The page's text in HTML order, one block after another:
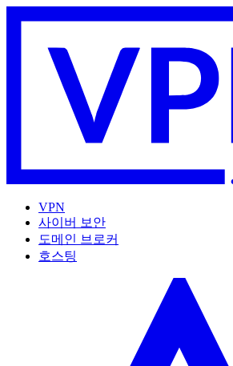
VPN
사이버 보안
도메인 브로커
호스팅